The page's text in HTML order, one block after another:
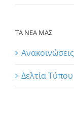
ΤΑ ΝΕΑ ΜΑΣ
Ανακοινώσεις
Δελτία Τύπου